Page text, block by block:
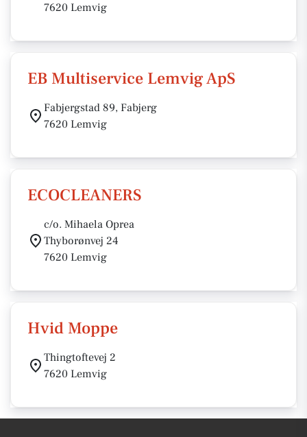
7620 Lemvig
EB Multiservice Lemvig ApS
Fabjergstad 89, Fabjerg
7620 Lemvig
ECOCLEANERS
c/o. Mihaela Oprea
Thyborønvej 24
7620 Lemvig
Hvid Moppe
Thingtoftevej 2
7620 Lemvig